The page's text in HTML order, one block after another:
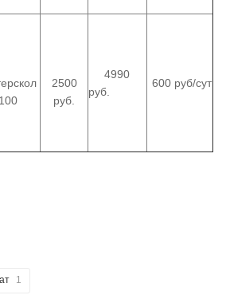
2500
руб.
4990
руб.
600 руб/сут
1